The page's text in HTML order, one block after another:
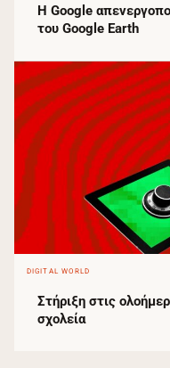
Η Google
του Google Earth
DIGITAL WORLD
Στήριξη στις
σχολεία